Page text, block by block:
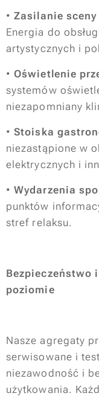
•Zasilanie
Energia do
artystycznych i
• Oświetlenie
systemów
niezapomniany
•Stoiska
niezastąpione w
elektrycznych i
•Wydarzenia
punktów
stref relaksu.
Bezpieczeństwo
poziomie
Nasze agregaty
serwisowane i
niezawodność i
użytkowania.